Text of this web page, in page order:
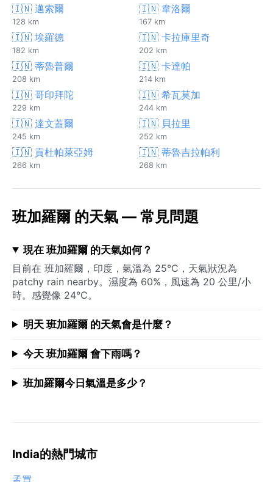
🇮🇳 邁索爾
128 km
🇮🇳 韋洛爾
167 km
🇮🇳 埃羅德
182 km
🇮🇳 卡拉庫里奇
202 km
🇮🇳 蒂魯普爾
208 km
🇮🇳 卡達帕
214 km
🇮🇳 哥印拜陀
229 km
🇮🇳 希瓦莫加
244 km
🇮🇳 達文蓋爾
245 km
🇮🇳 貝拉里
252 km
🇮🇳 貢杜帕萊亞姆
266 km
🇮🇳 蒂魯吉拉帕利
268 km
班加羅爾 的天氣 — 常見問題
現在 班加羅爾 的天氣如何？
目前在 班加羅爾，印度，氣溫為 25°C，天氣狀況為
patchy rain nearby。濕度為 60%，風速為 20 公里/小
時。感覺像 24°C。
明天 班加羅爾 的天氣會是什麼？
今天 班加羅爾 會下雨嗎？
班加羅爾今日氣溫是多少？
India的熱門城市